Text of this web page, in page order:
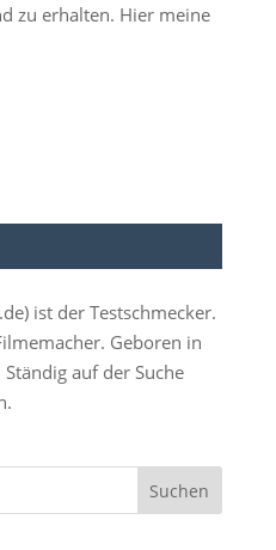
zu erhalten. Hier meine
) ist der Testschmecker.
Geboren in
auf der Suche